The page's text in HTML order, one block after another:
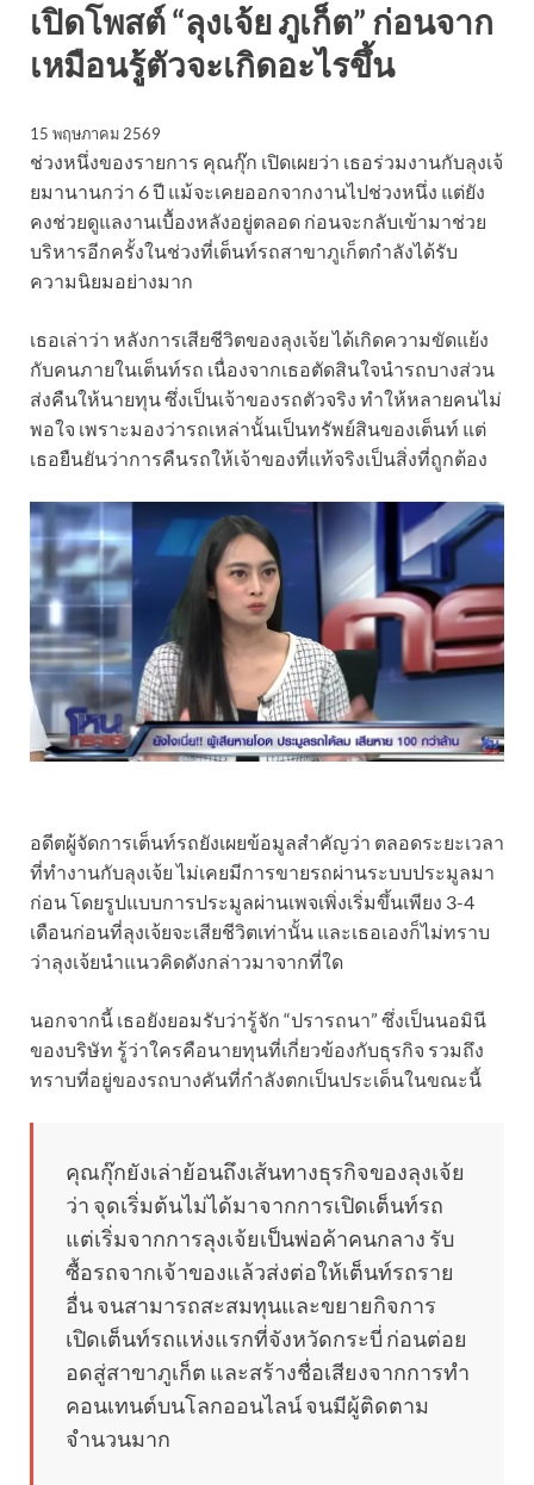
เปิดโพสต์ “ลุงเจ้ย ภูเก็ต” ก่อนจาก
เหมือนรู้ตัวจะเกิดอะไรขึ้น
15 พฤษภาคม 2569
ช่วงหนึ่งของรายการ คุณกุ๊ก เปิดเผยว่า เธอร่วมงานกับลุงเจ้
ยมานานกว่า 6 ปี แม้จะเคยออกจากงานไปช่วงหนึ่ง แต่ยัง
คงช่วยดูแลงานเบื้องหลังอยู่ตลอด ก่อนจะกลับเข้ามาช่วย
บริหารอีกครั้งในช่วงที่เต็นท์รถสาขาภูเก็ตกำลังได้รับ
ความนิยมอย่างมาก
เธอเล่าว่า หลังการเสียชีวิตของลุงเจ้ย ได้เกิดความขัดแย้ง
กับคนภายในเต็นท์รถ เนื่องจากเธอตัดสินใจนำรถบางส่วน
ส่งคืนให้นายทุน ซึ่งเป็นเจ้าของรถตัวจริง ทำให้หลายคนไม่
พอใจ เพราะมองว่ารถเหล่านั้นเป็นทรัพย์สินของเต็นท์ แต่
เธอยืนยันว่าการคืนรถให้เจ้าของที่แท้จริงเป็นสิ่งที่ถูกต้อง
อดีตผู้จัดการเต็นท์รถยังเผยข้อมูลสำคัญว่า ตลอดระยะเวลา
ที่ทำงานกับลุงเจ้ย ไม่เคยมีการขายรถผ่านระบบประมูลมา
ก่อน โดยรูปแบบการประมูลผ่านเพจเพิ่งเริ่มขึ้นเพียง 3-4
เดือนก่อนที่ลุงเจ้ยจะเสียชีวิตเท่านั้น และเธอเองก็ไม่ทราบ
ว่าลุงเจ้ยนำแนวคิดดังกล่าวมาจากที่ใด
นอกจากนี้ เธอยังยอมรับว่ารู้จัก “ปรารถนา” ซึ่งเป็นนอมินี
ของบริษัท รู้ว่าใครคือนายทุนที่เกี่ยวข้องกับธุรกิจ รวมถึง
ทราบที่อยู่ของรถบางคันที่กำลังตกเป็นประเด็นในขณะนี้
คุณกุ๊กยังเล่าย้อนถึงเส้นทางธุรกิจของลุงเจ้ย
ว่า จุดเริ่มต้นไม่ได้มาจากการเปิดเต็นท์รถ
แต่เริ่มจากการลุงเจ้ยเป็นพ่อค้าคนกลาง รับ
ซื้อรถจากเจ้าของแล้วส่งต่อให้เต็นท์รถราย
อื่น จนสามารถสะสมทุนและขยายกิจการ
เปิดเต็นท์รถแห่งแรกที่จังหวัดกระบี่ ก่อนต่อย
อดสู่สาขาภูเก็ต และสร้างชื่อเสียงจากการทำ
คอนเทนต์บนโลกออนไลน์ จนมีผู้ติดตาม
จำนวนมาก